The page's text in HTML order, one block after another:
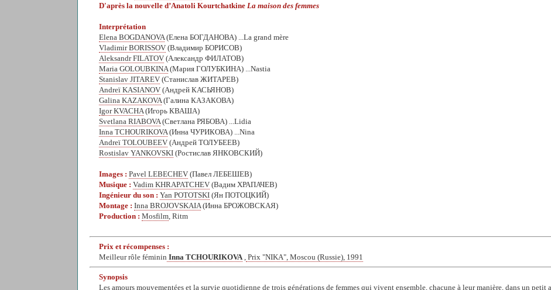
D'après la nouvelle d’Anatoli Kourtchatkine La maison des femmes
Interprétation
Elena BOGDANOVA (Елена БОГДАНОВА) ...La grand mère
Vladimir BORISSOV (Владимир БОРИСОВ)
Aleksandr FILATOV (Александр ФИЛАТОВ)
Maria GOLOUBKINA (Мария ГОЛУБКИНА) ...Nastia
Stanislav JITAREV (Станислав ЖИТАРЕВ)
Andreï KASIANOV (Андрей КАСЬЯНОВ)
Galina KAZAKOVA (Галина КАЗАКОВА)
Igor KVACHA (Игорь КВАША)
Svetlana RIABOVA (Светлана РЯБОВА) ...Lidia
Inna TCHOURIKOVA (Инна ЧУРИКОВА) ...Nina
Andreï TOLOUBEEV (Андрей ТОЛУБЕЕВ)
Rostislav YANKOVSKI (Ростислав ЯНКОВСКИЙ)
Images : Pavel LEBECHEV (Павел ЛЕБЕШЕВ)
Musique : Vadim KHRAPATCHEV (Вадим ХРАПАЧЕВ)
Ingénieur du son : Yan POTOTSKI (Ян ПОТОЦКИЙ)
Montage : Inna BROJOVSKAIA (Инна БРОЖОВСКАЯ)
Production : Mosfilm , Ritm
Prix et récompenses :
Meilleur rôle féminin Inna TCHOURIKOVA Prix "NIKA", Moscou (Russie), 1991
Synopsis
Les amours mouvementées et la survie quotidienne de trois générations de femmes qui vivent ensemble, chacune à leur manière, dans un petit